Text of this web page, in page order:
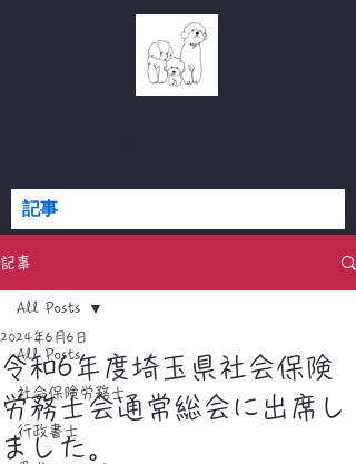
記事
記事
All Posts
社会保険労務士
行政書士
All Posts
令和6年度埼玉県社会保険
労務士会通常総会に出席し
ました。
2024年6月6日